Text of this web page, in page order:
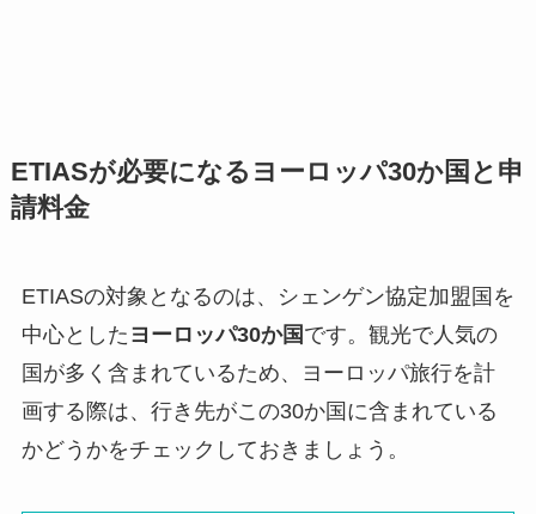
ETIASが必要になるヨーロッパ30か国と申
請料金
ETIASの対象となるのは、シェンゲン協定加盟国を
中心とした ヨーロッパ30か国 です。観光で人気の
国が多く含まれているため、ヨーロッパ旅行を計
画する際は、行き先がこの30か国に含まれている
かどうかをチェックしておきましょう。